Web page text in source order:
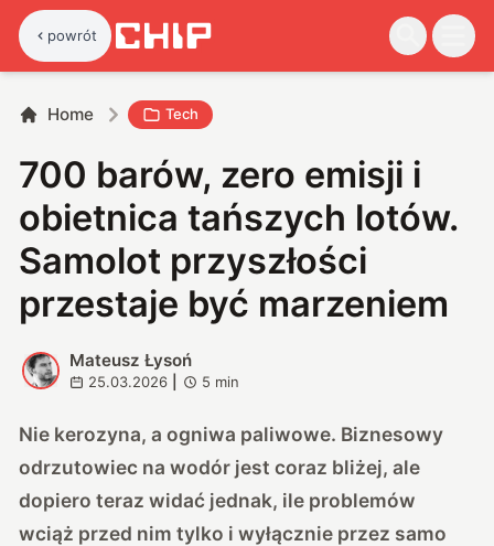
powrót
Home Tech
700 barów, zero emisji i
obietnica tańszych lotów.
Samolot przyszłości
przestaje być marzeniem
M
Mateusz Łysoń
25.03.2026 5 min
Nie kerozyna, a ogniwa paliwowe. Biznesowy
odrzutowiec na wodór jest coraz bliżej, ale
dopiero teraz widać jednak, ile problemów
wciąż przed nim tylko i wyłącznie przez samo